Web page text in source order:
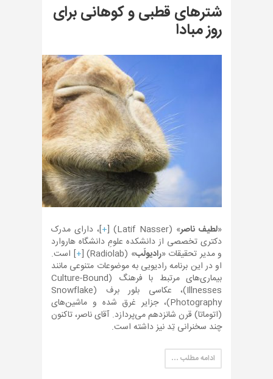
شترهای قطبی و کوهانی برای
روز مبادا
«لطیف ناصر» (Latif Nasser) [
+]، دارای مدرک
دکتری تخصصی از دانشکده علومِ دانشگاه هاروارد
و مدیر تحقیقات «رادیولَب» (Radiolab) [
+] است.
او در این برنامه رادیویی به موضوعات متنوعی مانند
بیماری‌های مرتبط با فرهنگ (Culture-Bound
Illnesses)، عکاسی بلور برف (Snowflake
Photography)، جزایر غرق شده و ماشین‌های
(اتوماتا) قرن شانزدهم می‌پردازد. آقای ناصر، تاکنون
چند سخنرانی تِد نیز داشته است.
ادامه مطلب …